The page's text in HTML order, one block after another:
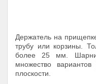
Держатель на
трубу или корзины.
более 25 мм.
множество
плоскости.